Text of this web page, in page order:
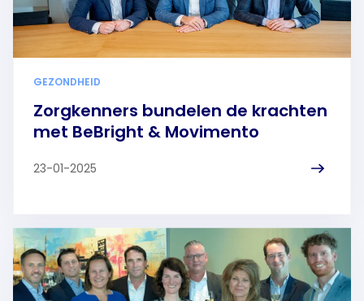
GEZONDHEID
Zorgkenners bundelen de krachten
met BeBright & Movimento
23-01-2025